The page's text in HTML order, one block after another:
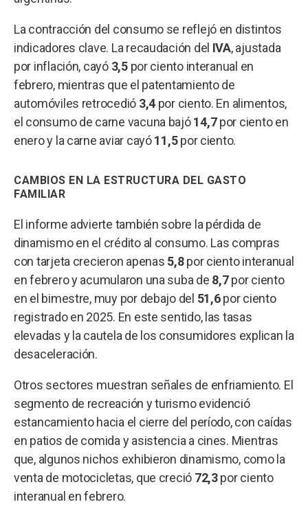
La contracción del consumo se reflejó en distintos
indicadores clave. La recaudación del IVA, ajustada
por inflación, cayó 3,5por ciento interanual en
febrero, mientras que el patentamiento de
automóviles retrocedió 3,4 por ciento. En alimentos,
el consumo de carne vacuna bajó14,7por ciento en
enero y la carne aviar cayó11,5por ciento.
CAMBIOS EN LA ESTRUCTURA DEL GASTO
FAMILIAR
El informe advierte también sobre la pérdida de
dinamismo en el crédito al consumo. Las compras
con tarjeta crecieron apenas 5,8por ciento interanual
en febrero y acumularon una suba de 8,7por ciento
en el bimestre, muy por debajo del 51,6por ciento
registrado en 2025. En este sentido, las tasas
elevadas y la cautela de los consumidores explican la
desaceleración.
Otros sectores muestran señales de enfriamiento. El
segmento de recreación y turismo evidenció
estancamiento hacia el cierre del período, con caídas
en patios de comida y asistencia a cines. Mientras
que, algunos nichos exhibieron dinamismo, como la
venta de motocicletas, que creció 72,3por ciento
interanual en febrero.